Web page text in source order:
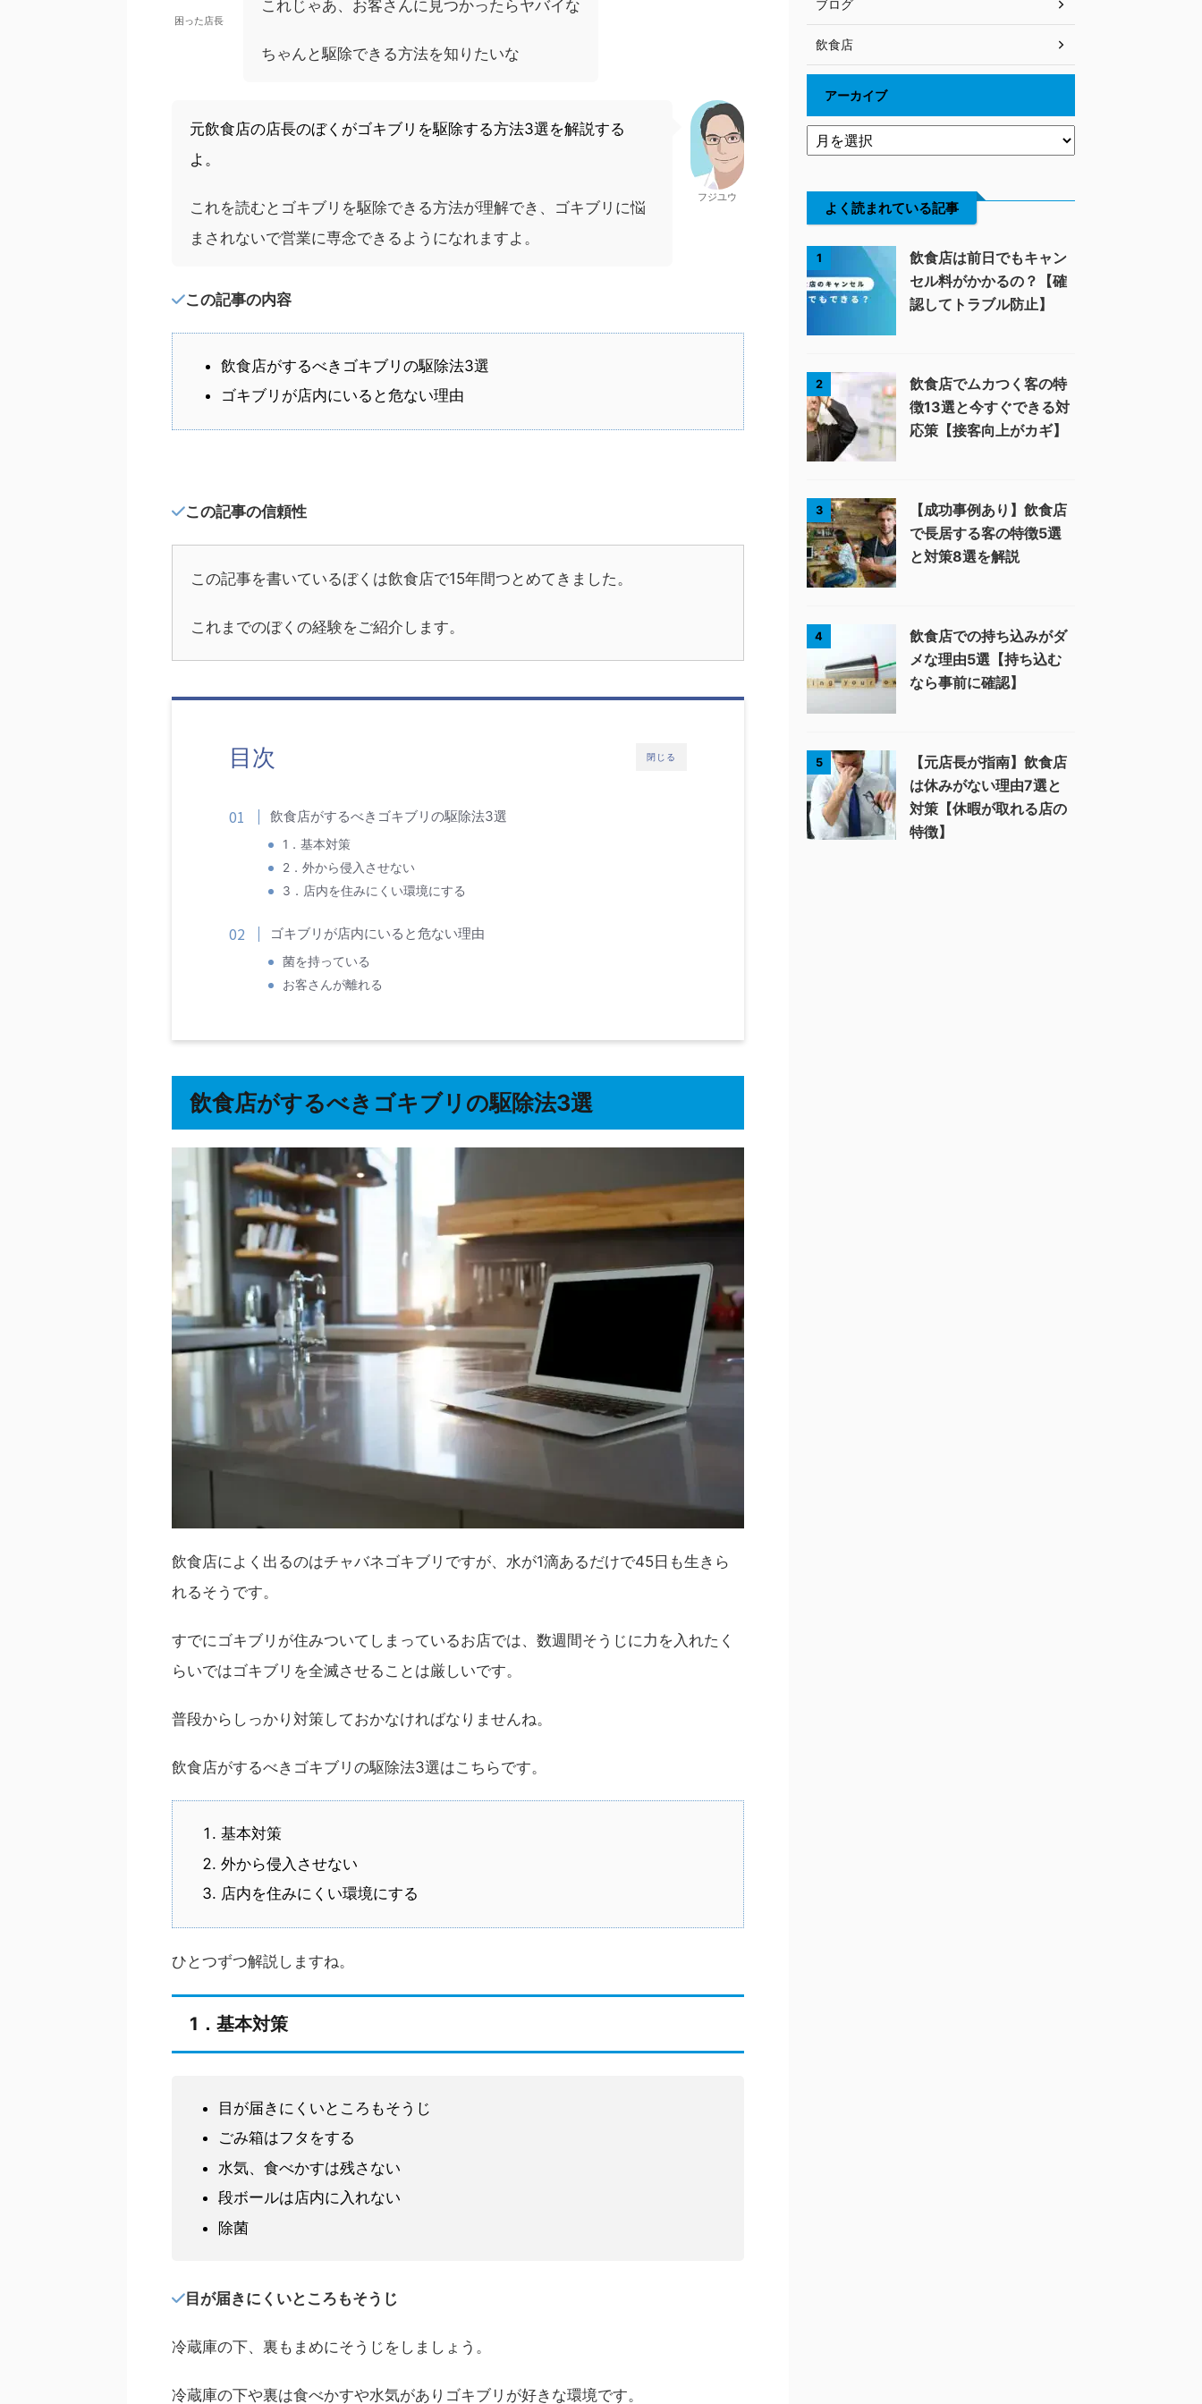
困った店長
これじゃあ、お客さんに見つかったらヤバイな
ちゃんと駆除できる方法を知りたいな
元飲食店の店長のぼくがゴキブリを駆除する方法3選を解説する
よ。
これを読むとゴキブリを駆除できる方法が理解でき、ゴキブリに悩
まされないで営業に専念できるようになれますよ。
フジユウ
この記事の内容
飲食店がするべきゴキブリの駆除法3選
ゴキブリが店内にいると危ない理由
この記事の信頼性
この記事を書いているぼくは飲食店で15年間つとめてきました。
これまでのぼくの経験をご紹介します。
閉じる
目次
飲食店がするべきゴキブリの駆除法3選
1．基本対策
2．外から侵入させない
3．店内を住みにくい環境にする
ゴキブリが店内にいると危ない理由
菌を持っている
お客さんが離れる
飲食店がするべきゴキブリの駆除法3選
飲食店によく出るのはチャバネゴキブリ ですが、 水が1滴あるだけで45日も生きら
れるそうです。
すでにゴキブリが住みついてしまっているお店では、数週間そうじに力を入れたく
らいではゴキブリを全滅させることは厳しいです。
普段からしっかり対策しておかなければなりませんね。
飲食店がするべきゴキブリの駆除法3選はこちらです。
基本対策
外から侵入させない
店内を住みにくい環境にする
ひとつずつ解説しますね。
1．基本対策
目が届きにくいところもそうじ
ごみ箱はフタをする
水気、食べかすは残さない
段ボールは店内に入れない
除菌
目が届きにくいところもそうじ
冷蔵庫の下、裏もまめにそうじをしましょう。
冷蔵庫の下や裏は食べかすや水気がありゴキブリが好きな環境です。
ブログ
飲食店
アーカイブ
よく読まれている記事
1
飲食店は前日でもキャン
セル料がかかるの？【確
認してトラブル防止】
2
飲食店でムカつく客の特
徴13選と今すぐできる対
応策【接客向上がカギ】
3
【成功事例あり】飲食店
で長居する客の特徴5選
と対策8選を解説
4
飲食店での持ち込みがダ
メな理由5選【持ち込む
なら事前に確認】
5
【元店長が指南】飲食店
は休みがない理由7選と
対策【休暇が取れる店の
特徴】